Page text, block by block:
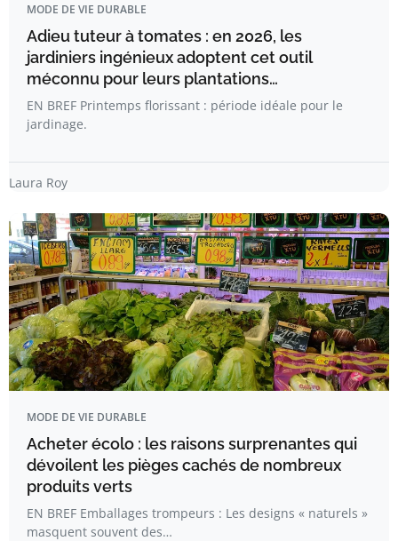
MODE DE VIE DURABLE
Adieu tuteur à tomates : en 2026, les
jardiniers ingénieux adoptent cet outil
méconnu pour leurs plantations…
EN BREF Printemps florissant : période idéale pour le
jardinage.
Laura Roy
MODE DE VIE DURABLE
Acheter écolo : les raisons surprenantes qui
dévoilent les pièges cachés de nombreux
produits verts
EN BREF Emballages trompeurs : Les designs « naturels »
masquent souvent des…